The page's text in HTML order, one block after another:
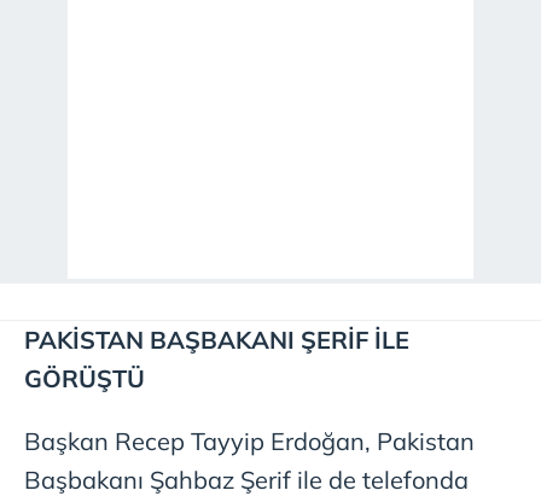
PAKİSTAN BAŞBAKANI ŞERİF İLE
GÖRÜŞTÜ
Başkan Recep Tayyip Erdoğan, Pakistan
Başbakanı Şahbaz Şerif ile de telefonda